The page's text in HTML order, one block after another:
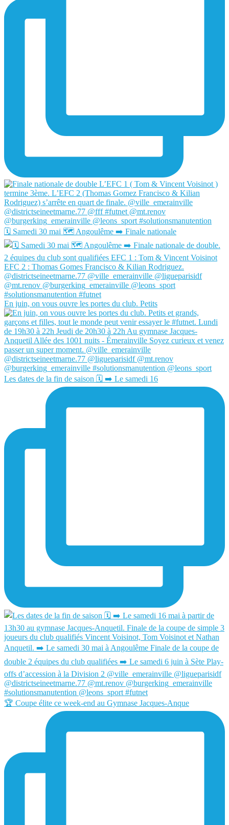
🗓️ Samedi 30 mai 🗺️ Angoulême ➡️ Finale nationale
En juin, on vous ouvre les portes du club. Petits
Les dates de la fin de saison 🗓️ ➡️ Le samedi 16
🏆 Coupe élite ce week-end au Gymnase Jacques-Anque